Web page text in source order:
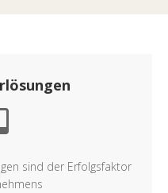
sind der Erfolgsfaktor